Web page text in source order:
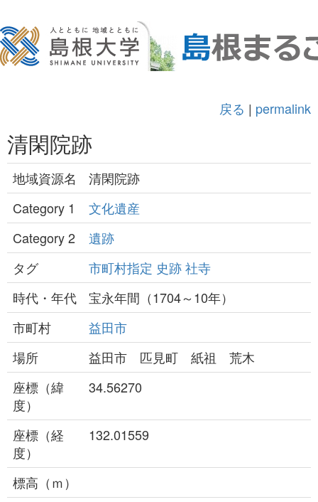
戻る | permalink
清閑院跡
地域資源名
清閑院跡
Category 1
文化遺産
Category 2
遺跡
タグ
市町村指定 史跡社寺
時代・年代
宝永年間（1704～10年）
市町村
益田市
場所
益田市 匹見町 紙祖 荒木
座標（緯
度）
34.56270
座標（経
度）
132.01559
標高（ｍ）